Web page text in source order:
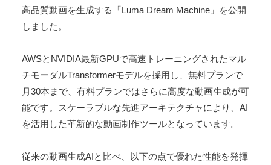
高品質動画を生成する「Luma Dream Machine」を公開
しました。
AWSとNVIDIA最新GPUで高速トレーニングされたマル
チモーダルTransformerモデルを採用し、無料プランで
月30本まで、有料プランではさらに高度な動画生成が可
能です。スケーラブルな先進アーキテクチャにより、AI
を活用した革新的な動画制作ツールとなっています。
従来の動画生成AIと比べ、以下の点で優れた性能を発揮